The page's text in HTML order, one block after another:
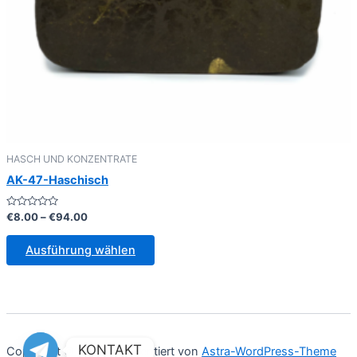
HASCH UND KONZENTRATE
AK-47-Haschisch
Bewertet
0
€8.00–€94.00Preisspanne:
€94.00
Ausführung wählen
Dieses
Varianten
Die
Copyright © 2026 | Präsentiert von Astra-WordPress-Theme
KONTAKT